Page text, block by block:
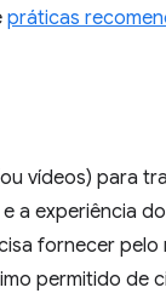
práticas
vídeos) para
a experiência
fornecer pelo
permitido de